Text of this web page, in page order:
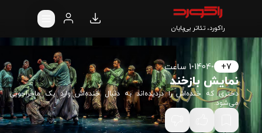
راکورد، تئاتر بی‌پایان
7+
•
1404
•1 ساعت
نمایش بازخند
دختری که خنده‌اش را دزدیده‌اند به دنبال خنده‌اش وارد یک ماجراجویی
می‌شود.